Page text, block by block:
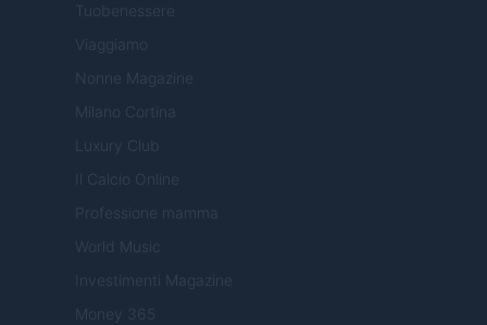
Tuobenessere
Viaggiamo
Nonne Magazine
Milano Cortina
Luxury Club
Il Calcio Online
Professione mamma
World Music
Investimenti Magazine
Money 365